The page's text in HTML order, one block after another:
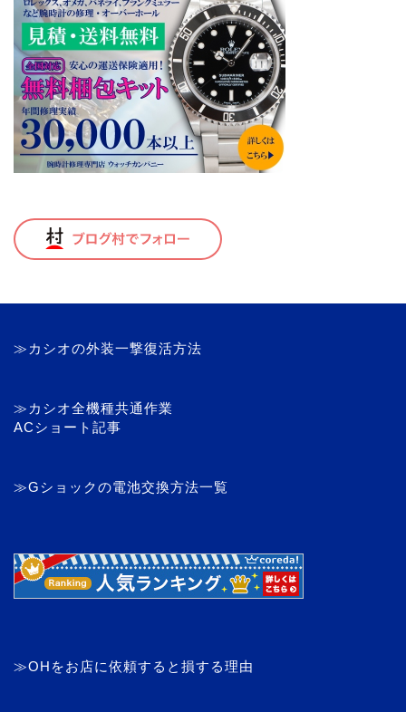
≫カシオの外装一撃復活方法
≫カシオ全機種共通作業
ACショート記事
≫Gショックの電池交換方法一覧
≫OHをお店に依頼すると損する理由